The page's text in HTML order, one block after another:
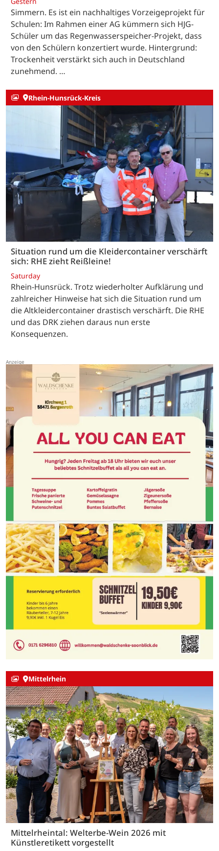
Simmern. Es ist ein nachhaltiges Vorzeigeprojekt für
Schulen: Im Rahmen einer AG kümmern sich HJG-
Schüler um das Regenwasserspeicher-Projekt, dass
von den Schülern konzertiert wurde. Hintergrund:
Trockenheit verstärkt sich auch in Deutschland
zunehmend. …
Rhein-Hunsrück-Kreis
Situation rund um die Kleidercontainer verschärft
sich: RHE zieht Reißleine!
Saturday
Rhein-Hunsrück. Trotz wiederholter Aufklärung und
zahlreicher Hinweise hat sich die Situation rund um
die Altkleidercontainer drastisch verschärft. Die RHE
und das DRK ziehen daraus nun erste
Konsequenzen.
Mittelrhein
Mittelrheintal: Welterbe-Wein 2026 mit
Künstleretikett vorgestellt